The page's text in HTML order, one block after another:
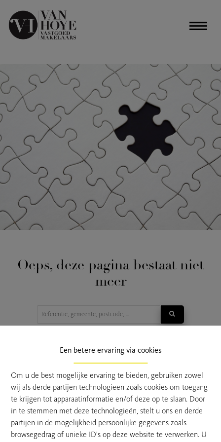
Een betere ervaring via cookies
Om u de best mogelijke ervaring te bieden, gebruiken zowel
wij als derde partijen technologieën zoals cookies om toegang
te krijgen tot apparaatinformatie en/of deze op te slaan. Door
in te stemmen met deze technologieën, stelt u ons en derde
partijen in de mogelijkheid persoonlijke gegevens zoals
browsegedrag of unieke ID's op deze website te verwerken. U
Oeps, deze pagina bestaat niet
meer